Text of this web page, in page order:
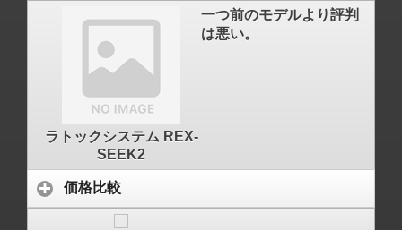
ラトックシステム REX-
SEEK2
一つ前のモデルより評判
は悪い。
価格比較